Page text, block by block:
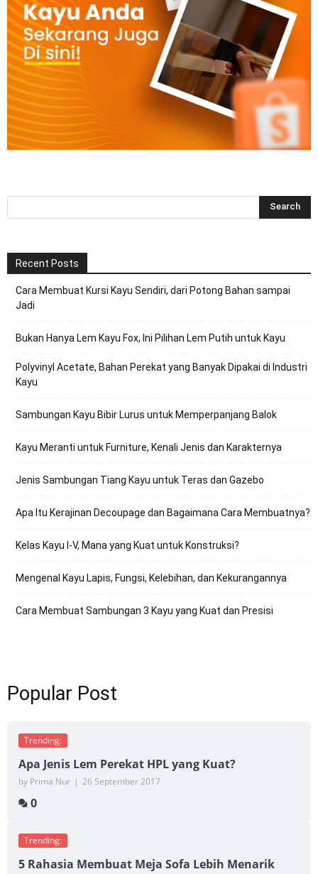
Recent Posts
Cara Membuat Kursi Kayu Sendiri, dari Potong Bahan sampai
Jadi
Bukan Hanya Lem Kayu Fox, Ini Pilihan Lem Putih untuk Kayu
Polyvinyl Acetate, Bahan Perekat yang Banyak Dipakai di Industri
Kayu
Sambungan Kayu Bibir Lurus untuk Memperpanjang Balok
Kayu Meranti untuk Furniture, Kenali Jenis dan Karakternya
Jenis Sambungan Tiang Kayu untuk Teras dan Gazebo
Apa Itu Kerajinan Decoupage dan Bagaimana Cara Membuatnya?
Kelas Kayu I-V, Mana yang Kuat untuk Konstruksi?
Mengenal Kayu Lapis, Fungsi, Kelebihan, dan Kekurangannya
Cara Membuat Sambungan 3 Kayu yang Kuat dan Presisi
Popular Post
Trending:
Apa Jenis Lem Perekat HPL yang Kuat?
by Prima Nur | 26 September 2017
0
Trending:
5 Rahasia Membuat Meja Sofa Lebih Menarik